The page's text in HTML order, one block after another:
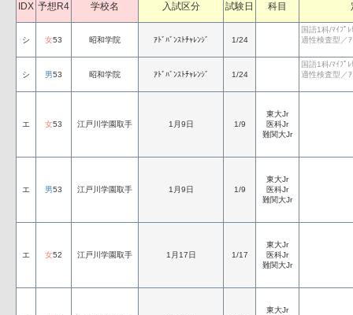
IDX 予想R4 学校名 入試区分 試験日 科目
シ 女53 昭和学院 ｱﾄﾞﾊﾞﾝｽﾄﾁｬﾚﾝｼﾞ 1/24
国語1科/ﾏｲﾌﾟ
適性検査型／ｱ
シ 男53 昭和学院 ｱﾄﾞﾊﾞﾝｽﾄﾁｬﾚﾝｼﾞ 1/24
国語1科/ﾏｲﾌﾟ
適性検査型／ｱ
エ 女53 江戸川学園取手 1月9日 1/9
東大Jr
医科Jr
難関大Jr
エ 男53 江戸川学園取手 1月9日 1/9
東大Jr
医科Jr
難関大Jr
エ 女52 江戸川学園取手 1月17日 1/17
東大Jr
医科Jr
難関大Jr
東大Jr